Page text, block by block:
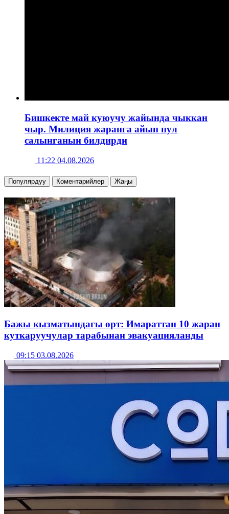
Бишкекте май куюучу жайында чыккан
чыр. Милиция жаранга айып пул
салынганын билдирди
11:22 04.08.2026
Популярдуу Коментарийлер Жаңы
Бажы кызматындагы өрт: Имараттан 10 жаран
куткаруучулар тарабынан эвакуацияланды
09:15 03.08.2026